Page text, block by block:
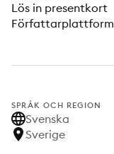
Lös in presentkort
Författarplattform
SPRÅK OCH REGION
Svenska
Sverige